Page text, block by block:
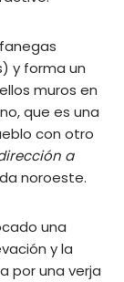
y forma un
muros en
que es una
con otro
a
noroeste.
una
y la
por una verja